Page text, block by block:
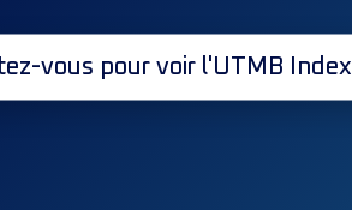
vous pour voir l'UTMB Index